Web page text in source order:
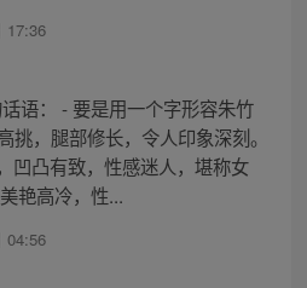
17:36
语： - 要是用一个字形容朱竹
挑，腿部修长，令人印象深刻。
凹凸有致，性感迷人，堪称女
艳高冷，性...
04:56